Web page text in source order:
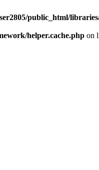
public_html/
helper.cache.php on